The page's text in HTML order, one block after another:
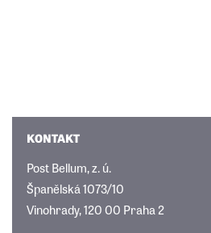
KONTAKT
Post Bellum, z. ú.
Španělská 1073/10
Vinohrady, 120 00 Praha 2